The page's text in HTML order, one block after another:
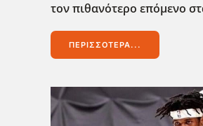
τον πιθανότερο επόμενο
ΠΕΡΙΣΣΌΤΕΡΑ...